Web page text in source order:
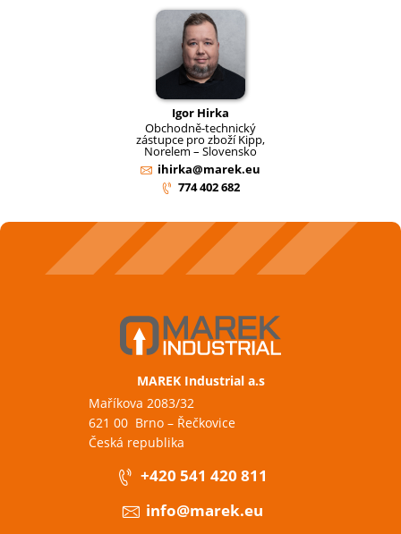
Igor Hirka
Obchodně-technický
zástupce pro zboží Kipp,
Norelem – Slovensko
ihirka@marek.eu
774 402 682
MAREK Industrial a.s
Maříkova 2083/32
621 00 Brno – Řečkovice
Česká republika
+420 541 420 811
info@marek.eu